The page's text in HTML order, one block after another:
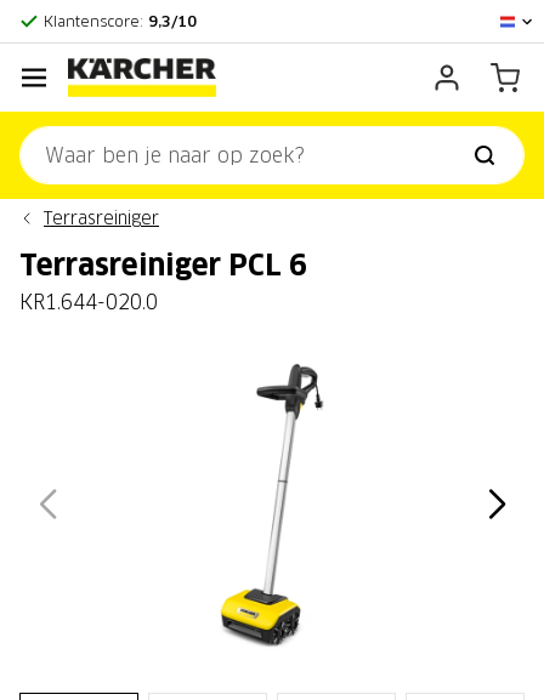
Klantenscore: 9,3/10
Terrasreiniger
Terrasreiniger PCL 6
KR1.644-020.0